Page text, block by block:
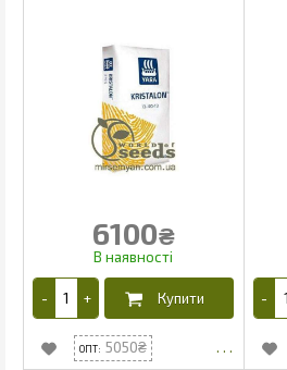
6100₴
5050